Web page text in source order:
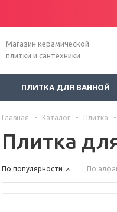
Магазин керамической
плитки и сантехники
ПЛИТКА ДЛЯ ВАННОЙ
Главная - Каталог - Плитка -
Плитка
По популярности По